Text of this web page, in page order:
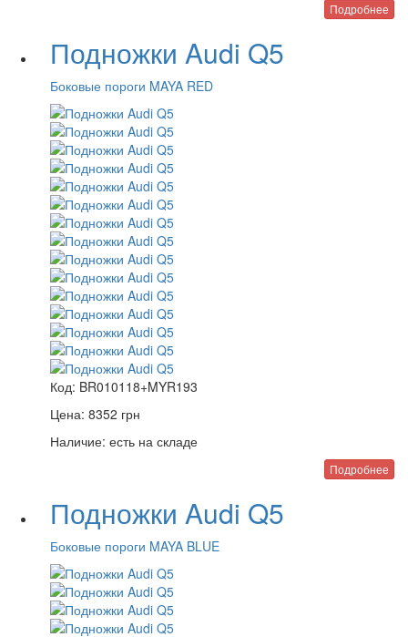
Подробнее
Подножки Audi Q5
Боковые пороги MAYA RED
Код: BR010118+MYR193
Цена: 8352 грн
Наличие: есть на складе
Подробнее
Подножки Audi Q5
Боковые пороги MAYA BLUE